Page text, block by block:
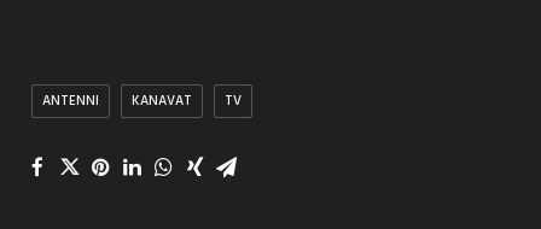
ANTENNI KANAVAT TV